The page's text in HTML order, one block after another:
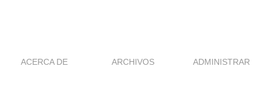
ACERCA DE ARCHIVOS ADMINISTRAR